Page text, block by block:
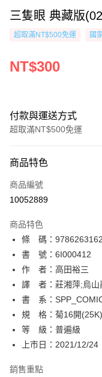
三隻眼 典藏版
超取滿NT$500免運 國
NT$300
付款與運送方式
超取滿NT$500免運
信用卡一次付款
超商取貨付款
相關說明
【關於「AFTEE先享後付
AFTEE先享後付是「在收
便利好安心！
１．簡單：不需註冊會員
２．便利：只要手機號碼，
３．安心：先確認商品／服
【「AFTEE先享後付」結
１．於結帳方式選擇「
結帳頁面，進行簡訊認證
２．訂單成立數日內，您
ATM／網路銀行／等多元
ATM付款
運送方式
全家取貨付款
每筆NT$80，滿
付款後全家取貨
商品特色
商品編號
10052889
商品特色
條 碼：
書 號：6I000412
作 者：高田裕三
譯 者：莊湘萍;烏山
書 系：
規 格：菊16開
等 級：普遍級
上市日：2021/12/24
銷售重點